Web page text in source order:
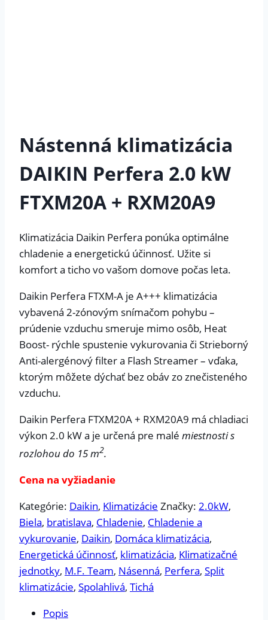
Nástenná klimatizácia
DAIKIN Perfera 2.0 kW
FTXM20A + RXM20A9
Klimatizácia Daikin Perfera ponúka optimálne
chladenie a energetickú účinnosť. Užite si
komfort a ticho vo vašom domove počas leta.
Daikin Perfera FTXM-A je A+++ klimatizácia
vybavená 2-zónovým snímačom pohybu –
prúdenie vzduchu smeruje mimo osôb, Heat
Boost- rýchle spustenie vykurovania či Strieborný
Anti-alergénový filter a Flash Streamer – vďaka,
ktorým môžete dýchať bez obáv zo znečisteného
vzduchu.
Daikin Perfera FTXM20A + RXM20A9 má chladiaci
výkon 2.0 kW a je určená pre malé miestnosti s
rozlohou do 15 m2.
Cena na vyžiadanie
Kategórie: Daikin, Klimatizácie Značky: 2.0kW,
Biela, bratislava, Chladenie, Chladenie a
vykurovanie, Daikin, Domáca klimatizácia,
Energetická účinnosť, klimatizácia, Klimatizačné
jednotky, M.F. Team, Násenná, Perfera, Split
klimatizácie, Spolahlivá, Tichá
Popis